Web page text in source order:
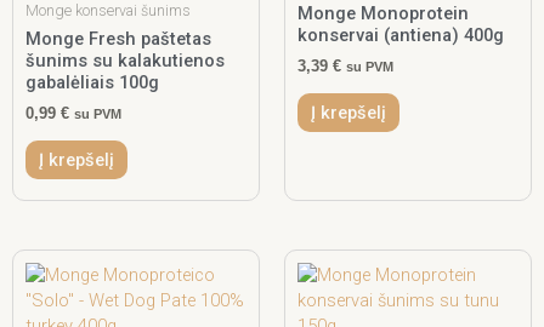
Monge konservai šunims
Monge Fresh paštetas
šunims su kalakutienos
gabalėliais 100g
0,99 € su PVM
Į krepšelį
Monge Monoprotein
konservai (antiena) 400g
3,39 € su PVM
Į krepšelį